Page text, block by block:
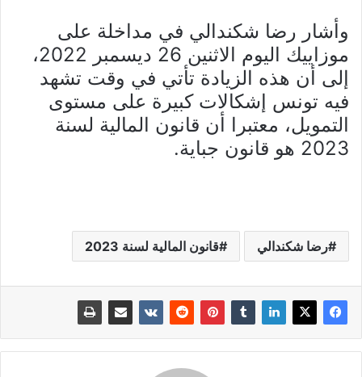
وأشار رضا شكندالي في مداخلة على
موزاييك اليوم الاثنين 26 ديسمبر 2022،
إلى أن هذه الزيادة تأتي في وقت تشهد
فيه تونس إشكالات كبيرة على مستوى
التمويل، معتبرا أن قانون المالية لسنة
2023 هو قانون جباية.
رضا شكندالي قانون المالية لسنة 2023